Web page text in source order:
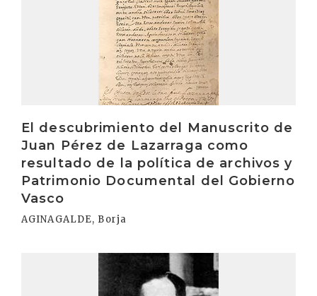
El descubrimiento del Manuscrito de
Juan Pérez de Lazarraga como
resultado de la política de archivos y
Patrimonio Documental del Gobierno
Vasco
AGINAGALDE, Borja